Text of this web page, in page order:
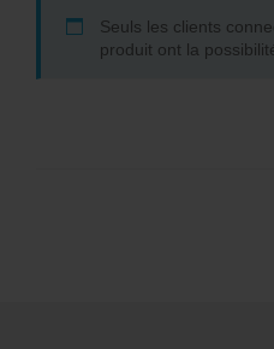
Seuls les clients
produit ont la